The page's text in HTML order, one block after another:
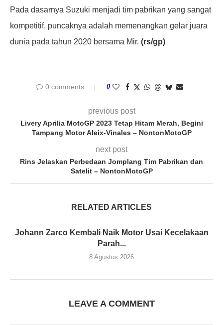
Pada dasarnya Suzuki menjadi tim pabrikan yang sangat
kompetitif, puncaknya adalah memenangkan gelar juara
dunia pada tahun 2020 bersama Mir. (rs/gp)
0 comments 0
previous post
Livery Aprilia MotoGP 2023 Tetap Hitam Merah, Begini
Tampang Motor Aleix-Vinales – NontonMotoGP
next post
Rins Jelaskan Perbedaan Jomplang Tim Pabrikan dan
Satelit – NontonMotoGP
RELATED ARTICLES
Johann Zarco Kembali Naik Motor Usai Kecelakaan
Parah...
8 Agustus 2026
LEAVE A COMMENT